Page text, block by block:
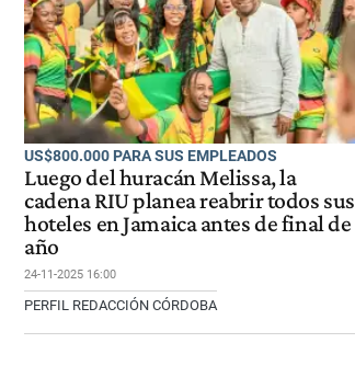
US$800.000 PARA SUS EMPLEADOS
Luego del huracán Melissa, la
cadena RIU planea reabrir todos sus
hoteles en Jamaica antes de final de
año
24-11-2025 16:00
PERFIL REDACCIÓN CÓRDOBA